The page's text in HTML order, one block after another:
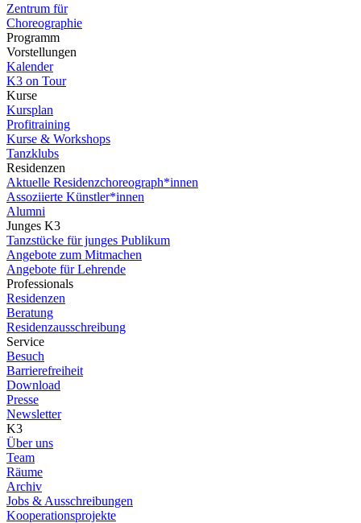
Zentrum für
Choreographie
Programm
Vorstellungen
Kalender
K3 on Tour
Kurse
Kursplan
Profitraining
Kurse & Workshops
Tanzklubs
Residenzen
Aktuelle Residenzchoreograph*innen
Assoziierte Künstler*innen
Alumni
Junges K3
Tanzstücke für junges Publikum
Angebote zum Mitmachen
Angebote für Lehrende
Professionals
Residenzen
Beratung
Residenzausschreibung
Service
Besuch
Barrierefreiheit
Download
Presse
Newsletter
K3
Über uns
Team
Räume
Archiv
Jobs & Ausschreibungen
Kooperationsprojekte